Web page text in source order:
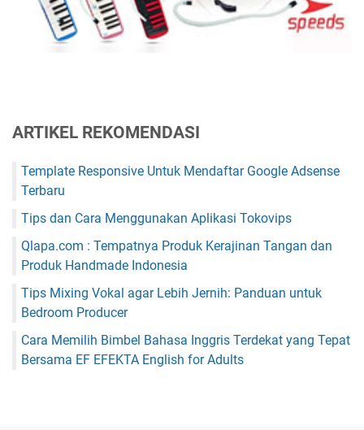
ARTIKEL REKOMENDASI
Template Responsive Untuk Mendaftar Google Adsense
Terbaru
Tips dan Cara Menggunakan Aplikasi Tokovips
Qlapa.com : Tempatnya Produk Kerajinan Tangan dan
Produk Handmade Indonesia
Tips Mixing Vokal agar Lebih Jernih: Panduan untuk
Bedroom Producer
Cara Memilih Bimbel Bahasa Inggris Terdekat yang Tepat
Bersama EF EFEKTA English for Adults